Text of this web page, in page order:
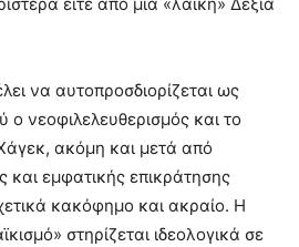
να αυτοπροσδιορίζεται ως
νεοφιλελευθερισμός και το
ακόμη και μετά από
και εμφατικής επικράτησης
κακόφημο και ακραίο. Η
στηρίζεται ιδεολογικά σε